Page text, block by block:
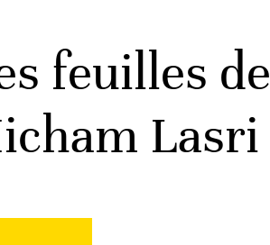
feuilles de
Lasri